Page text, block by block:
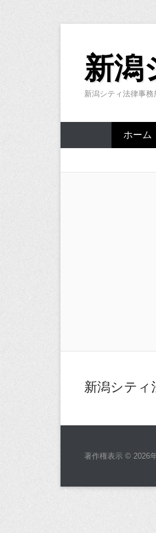
キ
新潟
新潟シティ法律事務
ホーム
新潟シティ
著作権表示 © 2026